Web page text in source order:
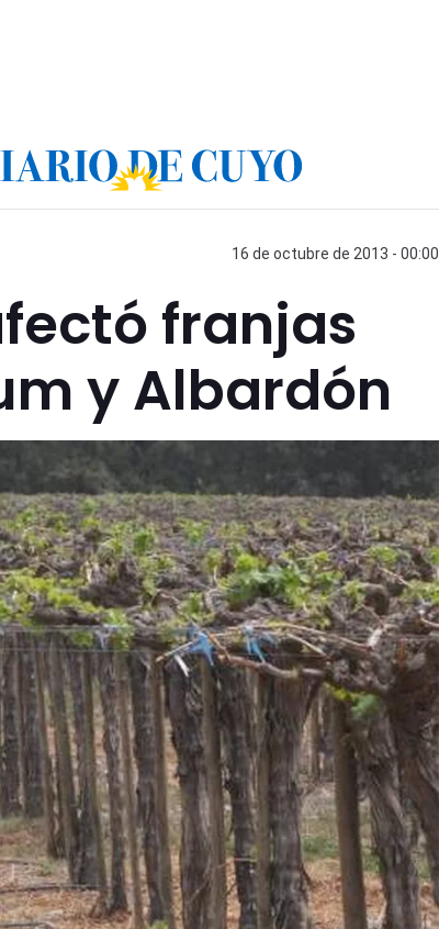
16 de octubre de 2013 - 00:00
franjas
y Albardón